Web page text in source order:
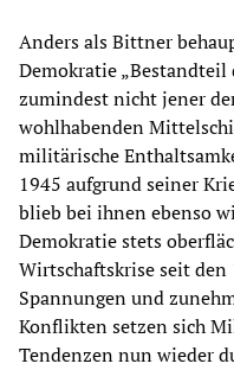
Anders als Bittner
Demokratie „Bestandteil
zumindest nicht jener
wohlhabenden
militärische
1945 aufgrund seiner
blieb bei ihnen ebenso
Demokratie stets
Wirtschaftskrise seit den
Spannungen und
Konflikten setzen sich
Tendenzen nun wieder